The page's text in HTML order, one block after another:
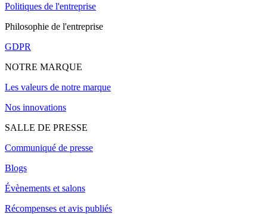
Politiques de l'entreprise
Philosophie de l'entreprise
GDPR
NOTRE MARQUE
Les valeurs de notre marque
Nos innovations
SALLE DE PRESSE
Communiqué de presse
Blogs
Évènements et salons
Récompenses et avis publiés